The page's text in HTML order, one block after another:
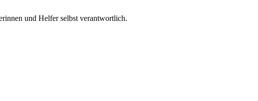
und Helfer selbst verantwortlich.